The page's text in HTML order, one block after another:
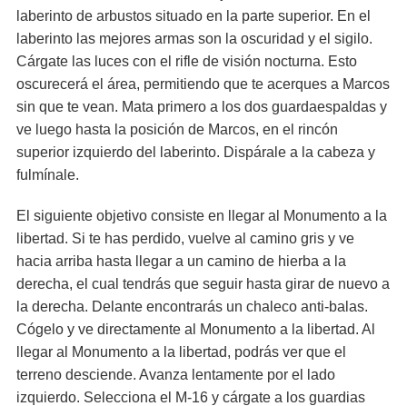
laberinto de arbustos situado en la parte superior. En el
laberinto las mejores armas son la oscuridad y el sigilo.
Cárgate las luces con el rifle de visión nocturna. Esto
oscurecerá el área, permitiendo que te acerques a Marcos
sin que te vean. Mata primero a los dos guardaespaldas y
ve luego hasta la posición de Marcos, en el rincón
superior izquierdo del laberinto. Dispárale a la cabeza y
fulmínale.
El siguiente objetivo consiste en llegar al Monumento a la
libertad. Si te has perdido, vuelve al camino gris y ve
hacia arriba hasta llegar a un camino de hierba a la
derecha, el cual tendrás que seguir hasta girar de nuevo a
la derecha. Delante encontrarás un chaleco anti-balas.
Cógelo y ve directamente al Monumento a la libertad. Al
llegar al Monumento a la libertad, podrás ver que el
terreno desciende. Avanza lentamente por el lado
izquierdo. Selecciona el M-16 y cárgate a los guardias